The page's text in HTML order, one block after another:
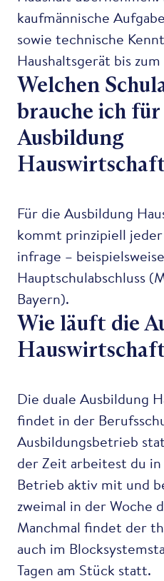
kaufmännische
sowie technische
Haushaltsgerät bis
Welchen
brauche ich
Ausbildung
Für die Ausbildung
kommt prinzipiell jeder
infrage –
Hauptschulabschluss
Bayern).
Wie läuft die
Die duale Ausbildung
findet in der
Ausbildungsbetrieb
der Zeit arbeitest du
Betrieb aktiv mit und
zweimal in der Woche
Manchmal findet der
auch im
Tagen am Stück statt.